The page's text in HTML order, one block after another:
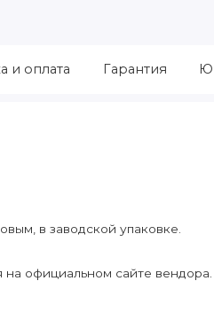
и оплата Гарантия
в заводской упаковке.
официальном сайте вендора.